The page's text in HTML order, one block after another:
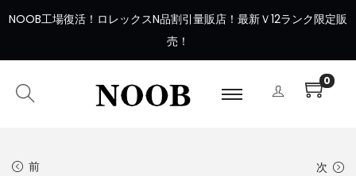
NOOB工場復活 ！ ロレックスN品割引量販店！最新Ｖ12ランク限定販
売！
0
前 次